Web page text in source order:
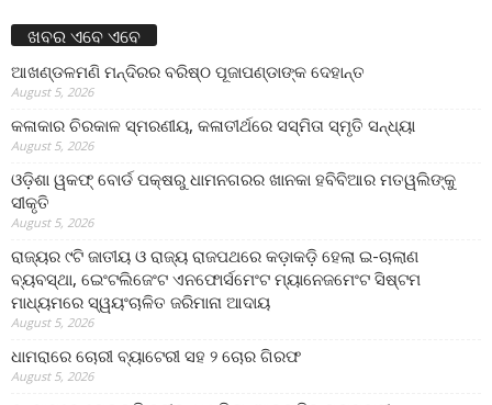
ଖବର ଏବେ ଏବେ
ଆଖଣ୍ଡଳମଣି ମନ୍ଦିରର ବରିଷ୍ଠ ପୂଜାପଣ୍ଡାଙ୍କ ଦେହାନ୍ତ
August 5, 2026
କଳାକାର ଚିରକାଳ ସ୍ମରଣୀୟ, କଳାତୀର୍ଥରେ ସସ୍ମିତା ସ୍ମୃତି ସନ୍ଧ୍ୟା
August 5, 2026
ଓଡ଼ିଶା ୱକଫ୍ ବୋର୍ଡ ପକ୍ଷରୁ ଧାମନଗରର ଖାନକା ହବିବିଆର ମତୱଲିଙ୍କୁ
ସୀକୃତି
August 5, 2026
ରାଜ୍ୟର ୯ଟି ଜାତୀୟ ଓ ରାଜ୍ୟ ରାଜପଥରେ କଡ଼ାକଡ଼ି ହେଲା ଇ-ଚାଲାଣ
ବ୍ୟବସ୍ଥା, ଇେଂଟଲିଜେଂଟ ଏନଫୋର୍ସମେଂଟ ମ୍ୟାନେଜମେଂଟ ସିଷ୍ଟମ
ମାଧ୍ୟମରେ ସ୍ୱୟଂଚାଳିତ ଜରିମାନା ଆଦାୟ
August 5, 2026
ଧାମରାରେ ଚୋରୀ ବ୍ୟାଟେରୀ ସହ ୨ ଚୋର ଗିରଫ
August 5, 2026